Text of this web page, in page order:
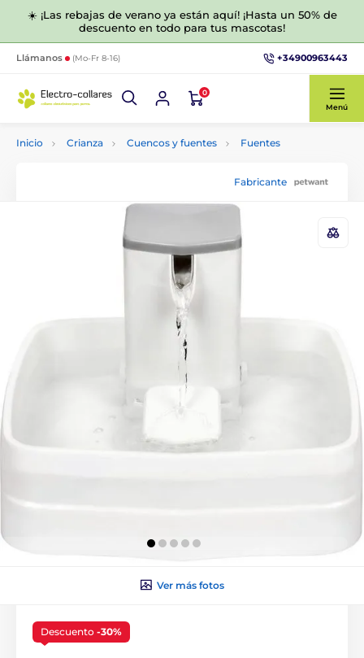
☀️ ¡Las rebajas de verano ya están aquí! ¡Hasta un 50% de
descuento en todo para tus mascotas!
Llámanos (Mo-Fr 8-16) +34900963443
0
Menú
Inicio Crianza Cuencos y fuentes Fuentes
Fabricante
Ver más fotos
Descuento -30%